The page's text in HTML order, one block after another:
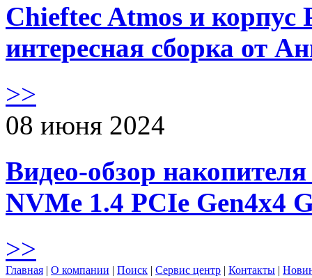
Chieftec Atmos и корпус
интересная сборка от
>>
08 июня 2024
Видео-обзор
NVMe 1.4 PCIe Gen4х4
>>
Главная | О компании | Поиск | Сервис центр | Контакты |